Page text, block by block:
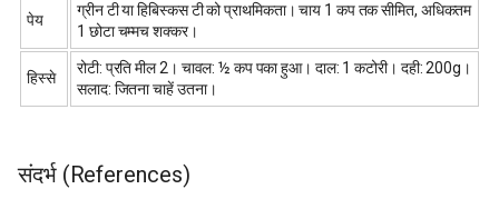
पेय
ग्रीन टी या हिबिस्कस टी को प्राथमिकता। चाय 1 कप तक सीमित, अधिकतम
1 छोटा चम्मच शक्कर।
हिस्से
रोटी: प्रति मील 2। चावल: ½ कप पका हुआ। दाल: 1 कटोरी। दही: 200g।
सलाद: जितना चाहें उतना।
संदर्भ (References)